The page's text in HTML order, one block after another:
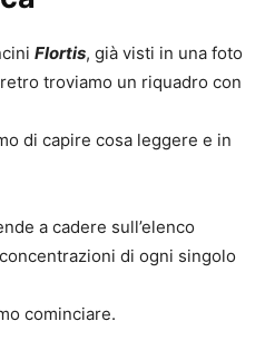
Flortis, già visti in una foto
troviamo un riquadro con
di capire cosa leggere e in
a cadere sull’elenco
di ogni singolo
cominciare.